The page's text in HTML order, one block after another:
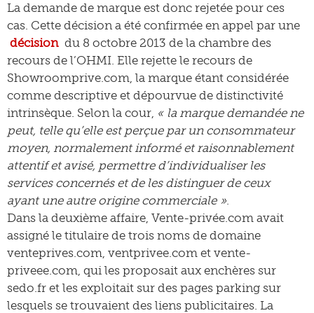
La demande de marque est donc rejetée pour ces
cas. Cette décision a été confirmée en appel par une
décision du 8 octobre 2013 de la chambre des
recours de l’OHMI. Elle rejette le recours de
Showroomprive.com, la marque étant considérée
comme descriptive et dépourvue de distinctivité
intrinsèque. Selon la cour, « la marque demandée ne
peut, telle qu’elle est perçue par un consommateur
moyen, normalement informé et raisonnablement
attentif et avisé, permettre d’individualiser les
services concernés et de les distinguer de ceux
ayant une autre origine commerciale ».
Dans la deuxième affaire, Vente-privée.com avait
assigné le titulaire de trois noms de domaine
venteprives.com, ventprivee.com et vente-
priveee.com, qui les proposait aux enchères sur
sedo.fr et les exploitait sur des pages parking sur
lesquels se trouvaient des liens publicitaires. La